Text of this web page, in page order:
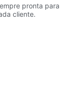
pronta para
cliente.